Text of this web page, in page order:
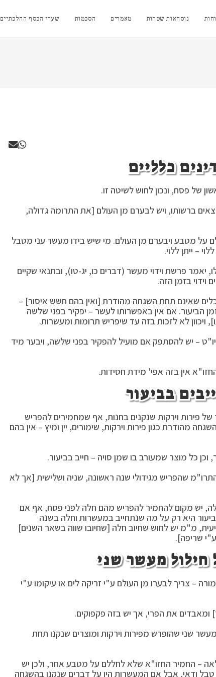
נוסחאות שטרות מאמרים הסכמות שערי הכסף ההלכתיים
כלליים
של פסח, ונכון לחוש לשיטה זו.
ברשותו, ויש לבערם מן העולם [את התרומה גדולה,
על מטבע ויבערם מן העולם. מי שיש בידו מעשר עני מטבל
– ייתן ללוי.
פרשת וידוי מעשר (דברים כו, יג-טו), ובתנאי שקיים
בזמן הזה.
שאינם תחת השגחה מהודרת [ואין בהם חשש איסור] –
הביעור. אם אין באפשרותו לעשר – יפקיר בפני שלשה
לא לזכות בזה עד שיפריש תרומות ומעשרות.
– יש להסתפק אם מועיל להפקיר בפני שלשה, ויבער מיד
אין בזה אפי' מידת חסידות.
בביעור
פירות וירקות שנקנים בחנות, אף שמחמירים להפריש
מהודרת כגון פירות וירקות, שימורים, יין ומיץ – אין בהם
כל מוצר שמעורב בו שמן סויה – חייב בביעור.
שהפריש מגידולי שנה ראשונה, שניה ושלישית [אך לא
יש מקום להחמיר להפריש מהם חלה לפני פסח, אף אם
היא רק על מה שנתחייב במעשרות וחלה בשנה
מ"מ יש לחוש שחיוב חלה [שחיובו שווה בשאר השנים]
שריפה].
מעשר שני
– צריך לבערו מן העולם ע"י זריקה לים או עיקומו ע"י
את הפרי, אך יש בזה פקפוקים.
שני שהופרש מפירות וירקות ומוצרים שנקנו תחת
– החמיר החזו"א שלא לחללם על מטבע אחר, ולכן יש
ודאי, אבל אם המעשרות היו על דברים שנקנו בהשגחה